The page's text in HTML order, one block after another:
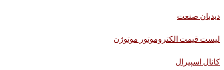
دیدبان صنعت
لیست قیمت الکتروموتور موتوژن
کانال اسپیرال